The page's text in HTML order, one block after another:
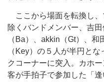
ここから場面を転換し、
除くバンドメンバー、吉
（Ba）、akkin（Gt）、
（Key）の５人が半円と
クコーナーに突入。カホ
客が手拍子で参加した「